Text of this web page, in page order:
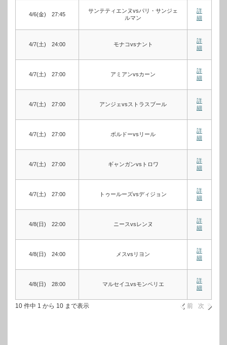
4/6(金) 27:45
サンテティエンヌvsパリ・サンジェ
ルマン
詳
細
4/7(土) 24:00 モナコvsナント
詳
細
4/7(土) 27:00 アミアンvsカーン
詳
細
4/7(土) 27:00 アンジェvsストラスブール
詳
細
4/7(土) 27:00 ボルドーvsリール
詳
細
4/7(土) 27:00 ギャンガンvsトロワ
詳
細
4/7(土) 27:00 トゥールーズvsディジョン
詳
細
4/8(日) 22:00 ニースvsレンヌ
詳
細
4/8(日) 24:00 メスvsリヨン
詳
細
4/8(日) 28:00 マルセイユvsモンペリエ
詳
細
10 件中 1 から 10 まで表示 前 次